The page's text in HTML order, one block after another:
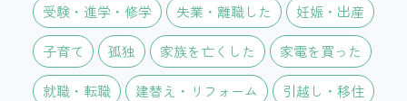
受験・進学・修学 失業・離職した 妊娠・出産
子育て 孤独 家族を亡くした 家電を買った
就職・転職 建替え・リフォーム 引越し・移住